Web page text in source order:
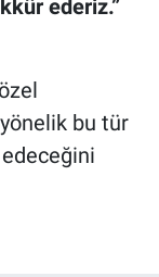
ederiz.”
bu tür